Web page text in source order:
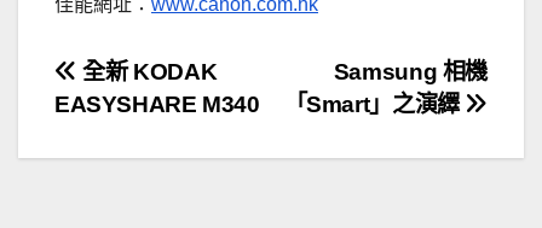
文
Samsung 相機
「Smart」之演繹
全新 KODAK
EASYSHARE M340